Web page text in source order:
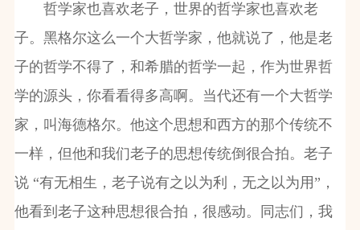
哲学家也喜欢老子，世界的哲学家也喜欢老
子。黑格尔这么一个大哲学家，他就说了，他是老
子的哲学不得了，和希腊的哲学一起，作为世界哲
学的源头，你看看得多高啊。当代还有一个大哲学
家，叫海德格尔。他这个思想和西方的那个传统不
一样，但他和我们老子的思想传统倒很合拍。老子
说 “有无相生，老子说有之以为利，无之以为用”，
他看到老子这种思想很合拍，很感动。同志们，我